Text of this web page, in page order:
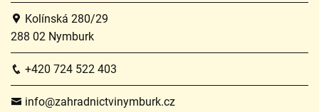
Kolínská 280/29
288 02 Nymburk
+420 724 522 403
info@zahradnictvinymburk.cz